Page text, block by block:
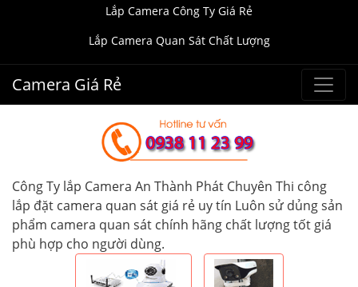
Lắp Camera Công Ty Giá Rẻ
Lắp Camera Quan Sát Chất Lượng
Camera Giá Rẻ
Công Ty lắp Camera An Thành Phát Chuyên Thi công
lắp đặt camera quan sát giá rẻ uy tín Luôn sử dủng sản
phẩm camera quan sát chính hãng chất lượng tốt giá
phù hợp cho người dùng.